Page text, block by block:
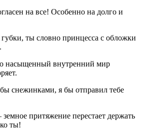
на все! Особенно на долго и
ты словно принцесса с обложки
насыщенный внутренний мир
снежинками, я бы отправил тебе
притяжение перестает держать
ты!